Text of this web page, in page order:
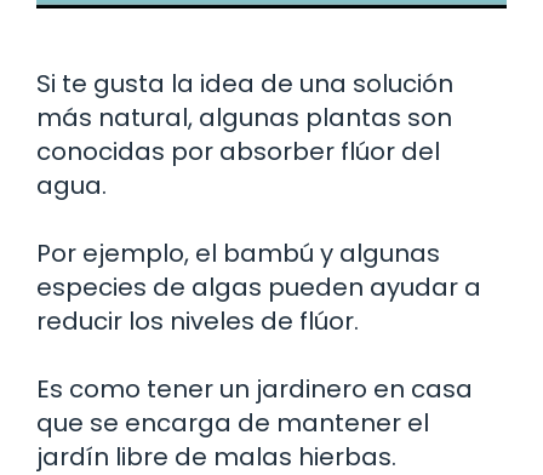
Si te gusta la idea de una solución
más natural, algunas plantas son
conocidas por absorber flúor del
agua.
Por ejemplo, el bambú y algunas
especies de algas pueden ayudar a
reducir los niveles de flúor.
Es como tener un jardinero en casa
que se encarga de mantener el
jardín libre de malas hierbas.